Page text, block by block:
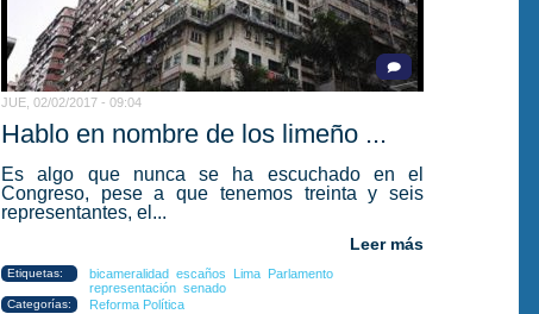
JUE, 02/02/2017 - 09:04
Hablo en nombre de los limeño ...
Es algo que nunca se ha escuchado en el
Congreso, pese a que tenemos treinta y seis
representantes, el...
Leer más
Etiquetas: bicameralidad escaños Lima
Parlamento
representación senado
Categorías: Reforma Política